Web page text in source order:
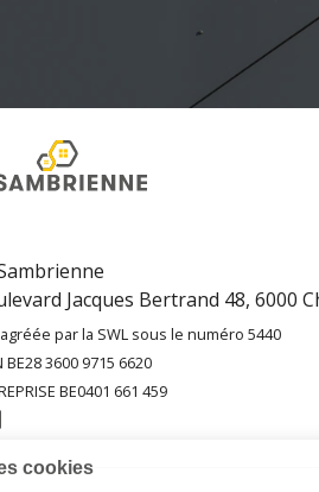
Jacques Bertrand 48, 6000
agréée par la SWL sous le numéro 5440
BE28 3600 9715 6620
BE0401 661 459